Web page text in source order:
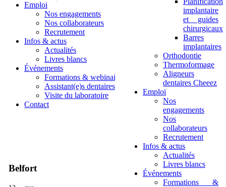
implantaire
et guides
chirurgicaux
Barres
implantaires
Orthodontie
Thermoformage
Aligneurs
dentaires Cheeez
Emploi
Nos
engagements
Nos
collaborateurs
Recrutement
Infos & actus
Actualités
Livres blancs
Événements
Formations &
Emploi
Nos engagements
Nos collaborateurs
Recrutement
Infos & actus
Actualités
Livres blancs
Événements
Formations & webinaires
Assistant(e)s dentaires
Visite du laboratoire
Contact
Belfort